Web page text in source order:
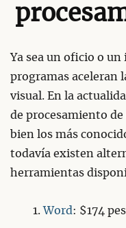
Ya sea un oficio o
programas aceleran
visual. En la
de procesamiento
bien los más
todavía existen
herramientas
Word : $174